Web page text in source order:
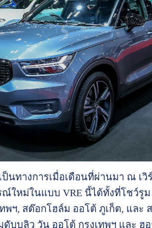
นทางการเมื่อเดือนที่ผ่านมา ณ เวิ
ใหม่ในแบบ VRE นี้ได้ทั้งที่โชว์รูม
พฯ, สต๊อกโฮล์ม ออโต้ ภูเก็ต, และ
บบลิว วัน ออโต้ กรุงเทพฯ และ